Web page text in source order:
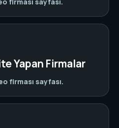
Yapan Firmalar
firması sayfası.